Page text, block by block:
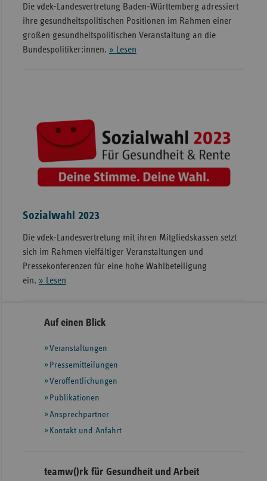
Die vdek-Landesvertretung Baden-Württemberg adressiert
ihre gesundheitspolitischen Positionen im Rahmen einer
großen gesundheitspolitischen Veranstaltung an die
Bundespolitiker:innen. » Lesen
Sozialwahl 2023
Die vdek-Landesvertretung mit ihren Mitgliedskassen setzt
sich im Rahmen vielfältiger Veranstaltungen und
Pressekonferenzen für eine hohe Wahlbeteiligung
ein. » Lesen
Seitennavigation
Seitenleiste
weiteren
Informationen
Auf einen Blick
Veranstaltungen
Pressemitteilungen
Veröffentlichungen
Publikationen
Ansprechpartner
Kontakt und Anfahrt
teamw()rk für Gesundheit und Arbeit